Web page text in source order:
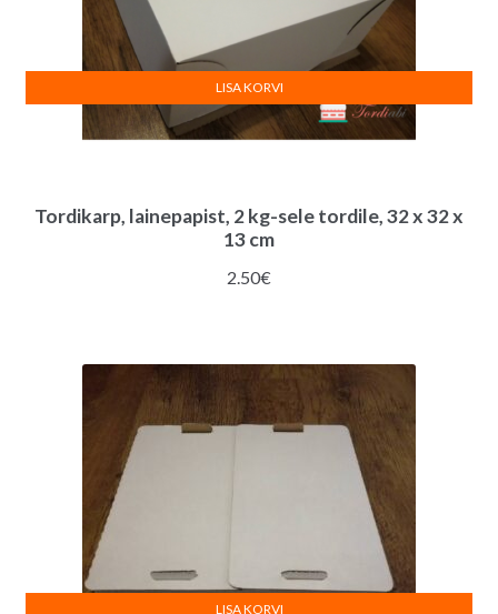
Tordikarp, lainepapist, 2 kg-sele tordile, 32 x 32 x
13 cm
2.50€
LISA KORVI
LISA KORVI